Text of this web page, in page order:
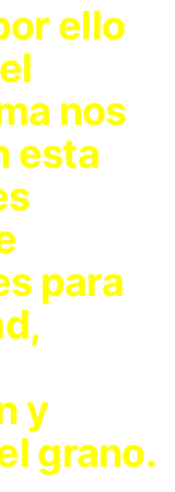
ello
nos
esta
para
y
grano.